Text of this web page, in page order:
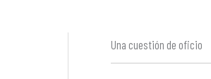
Una cuestión de oficio